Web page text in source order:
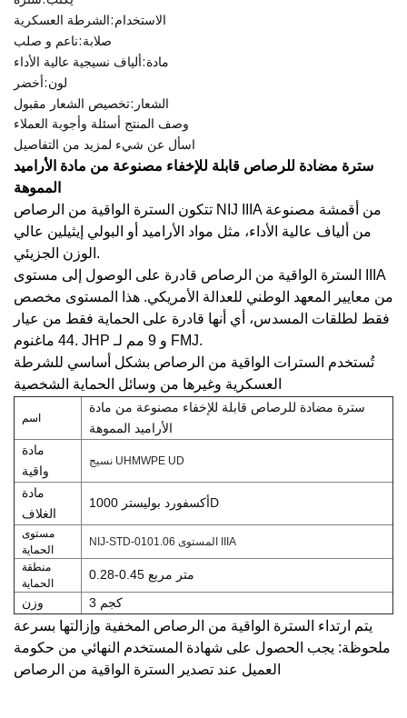
الاستخدام:الشرطة العسكرية
صلابة:ناعم و صلب
مادة:ألياف نسيجية عالية الأداء
لون:أخضر
الشعار:تخصيص الشعار مقبول
وصف المنتج أسئلة وأجوبة العملاء
اسأل عن شيء لمزيد من التفاصيل
سترة مضادة للرصاص قابلة للإخفاء مصنوعة من مادة الأراميد
المموهة
تتكون السترة الواقية من الرصاص NIJ IIIA من أقمشة مصنوعة
من ألياف عالية الأداء، مثل مواد الأراميد أو البولي إيثيلين عالي
الوزن الجزيئي.
السترة الواقية من الرصاص قادرة على الوصول إلى مستوى IIIA
من معايير المعهد الوطني للعدالة الأمريكي. هذا المستوى مخصص
فقط لطلقات المسدس، أي أنها قادرة على الحماية فقط من عيار
.44 ماغنوم JHP و 9 مم لـ FMJ.
تُستخدم السترات الواقية من الرصاص بشكل أساسي للشرطة
العسكرية وغيرها من وسائل الحماية الشخصية
اسم
سترة مضادة للرصاص قابلة للإخفاء مصنوعة من مادة
الأراميد المموهة
مادة
واقية
نسيج UHMWPE UD
مادة
الغلاف
أكسفورد بوليستر 1000D
مستوى
الحماية
NIJ-STD-0101.06 المستوى IIIA
منطقة
الحماية
0.28-0.45 متر مربع
وزن
3 كجم
يتم ارتداء السترة الواقية من الرصاص المخفية وإزالتها بسرعة
ملحوظة: يجب الحصول على شهادة المستخدم النهائي من حكومة
العميل عند تصدير السترة الواقية من الرصاص